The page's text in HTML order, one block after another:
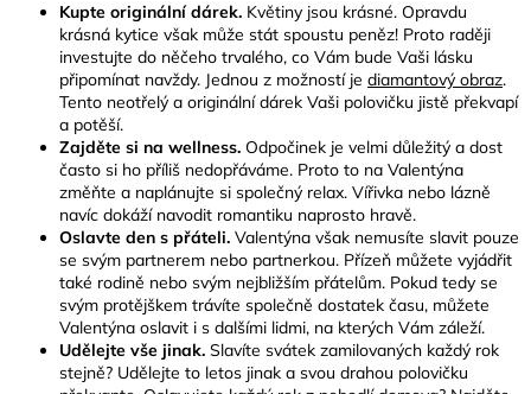
Kupte originální dárek. Květiny jsou krásné. Opravdu
krásná kytice však může stát spoustu peněz! Proto raději
investujte do něčeho trvalého, co Vám bude Vaši lásku
připomínat navždy. Jednou z možností je diamantový obraz.
Tento neotřelý a originální dárek Vaši polovičku jistě překvapí
a potěší.
Zajděte si na wellness. Odpočinek je velmi důležitý a dost
často si ho příliš nedopřáváme. Proto to na Valentýna
změňte a naplánujte si společný relax. Vířivka nebo lázně
navíc dokáží navodit romantiku naprosto hravě.
Oslavte den s přáteli. Valentýna však nemusíte slavit pouze
se svým partnerem nebo partnerkou. Přízeň můžete vyjádřit
také rodině nebo svým nejbližším přátelům. Pokud tedy se
svým protějškem trávíte společně dostatek času, můžete
Valentýna oslavit i s dalšími lidmi, na kterých Vám záleží.
Udělejte vše jinak. Slavíte svátek zamilovaných každý rok
stejně? Udělejte to letos jinak a svou drahou polovičku